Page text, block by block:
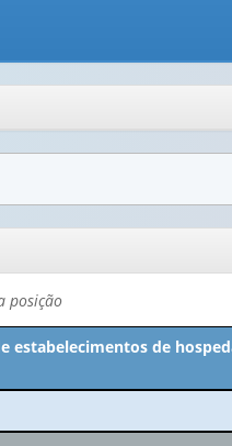
posição
estabelecimentos de